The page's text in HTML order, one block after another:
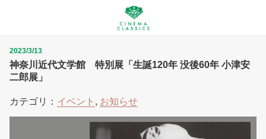
神奈川近代文学館 特別展「生誕120年 没後60年 小津安
二郎展」
2023/3/13
カテゴリ： イベント , お知らせ